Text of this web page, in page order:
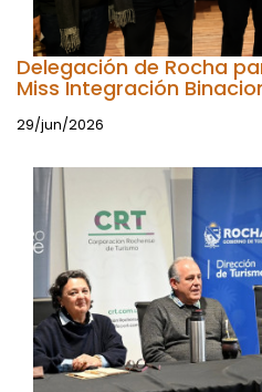
Delegación de Rocha
Miss Integración
29/jun/2026